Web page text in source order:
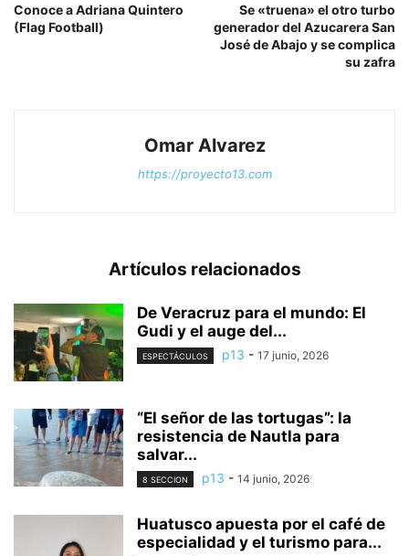
Conoce a Adriana Quintero
(Flag Football)
Se «truena» el otro turbo
generador del Azucarera San
José de Abajo y se complica
su zafra
Omar Alvarez
https://proyecto13.com
Artículos relacionados
De Veracruz para el mundo: El
Gudi y el auge del...
ESPECTÁCULOS p13 - 17 junio, 2026
“El señor de las tortugas”: la
resistencia de Nautla para
salvar...
8 SECCION p13 - 14 junio, 2026
Huatusco apuesta por el café de
especialidad y el turismo para...